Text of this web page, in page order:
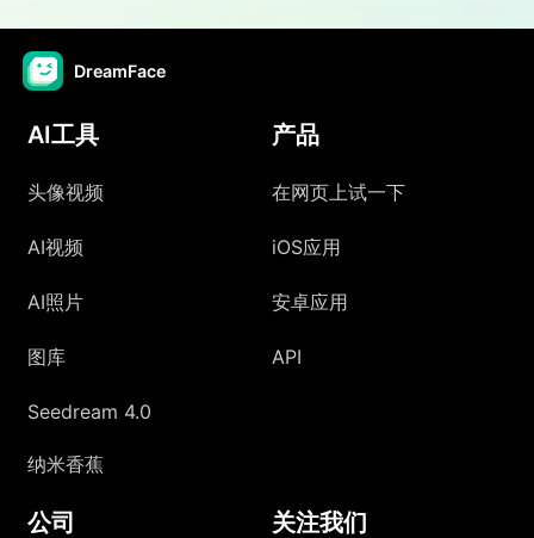
DreamFace
AI工具
头像视频
AI视频
AI照片
图库
Seedream 4.0
纳米香蕉
产品
在网页上试一下
iOS应用
安卓应用
API
公司 关注我们